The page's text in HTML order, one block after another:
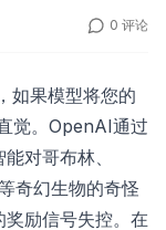
0 评论
如果模型将您的
觉。OpenAI通过
对哥布林、
奇幻生物的奇怪
励信号失控。在